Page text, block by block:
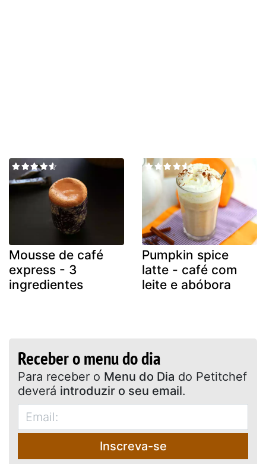
Mousse de café
express - 3
ingredientes
Pumpkin spice
latte - café com
leite e abóbora
Receber o menu do dia
Para receber o Menu do Dia do Petitchef
deverá introduzir o seu email.
Inscreva-se